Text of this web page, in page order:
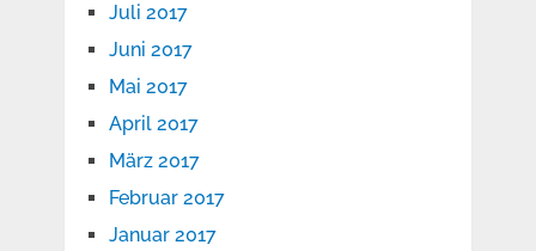
Juli 2017
Juni 2017
Mai 2017
April 2017
März 2017
Februar 2017
Januar 2017